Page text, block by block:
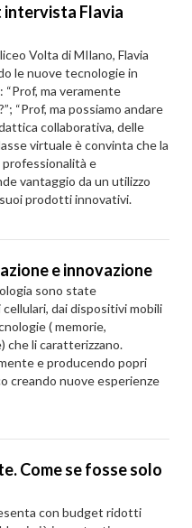
Flavia
Volta di MIlano, Flavia
le nuove tecnologie in
ma veramente
“Prof, ma possiamo andare
collaborativa, delle
virtuale è convinta che la
professionalità e
vantaggio da un utilizzo
prodotti innovativi.
e innovazione
sono state
dai dispositivi mobili
( memorie,
che li caratterizzano.
e producendo popri
creando nuove esperienze
Come se fosse solo
con budget ridotti